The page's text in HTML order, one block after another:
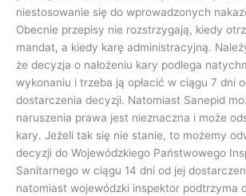
niestosowanie się do wprowadzonych
Obecnie przepisy nie rozstrzygają, kiedy
mandat, a kiedy karę administracyjną.
że decyzja o nałożeniu kary podlega
wykonaniu i trzeba ją opłacić w ciągu 7 dni
dostarczenia decyzji. Natomiast Sanepid
naruszenia prawa jest nieznaczna i może
kary. Jeżeli tak się nie stanie, to możemy
decyzji do Wojewódzkiego Państwowego
Sanitarnego w ciągu 14 dni od jej
natomiast wojewódzki inspektor podtrzyma